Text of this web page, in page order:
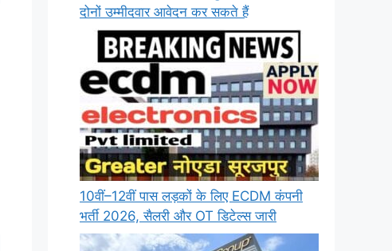
दोनों उम्मीदवार आवेदन कर सकते हैं
10वीं–12वीं पास लड़कों के लिए ECDM कंपनी
भर्ती 2026, सैलरी और OT डिटेल्स जारी